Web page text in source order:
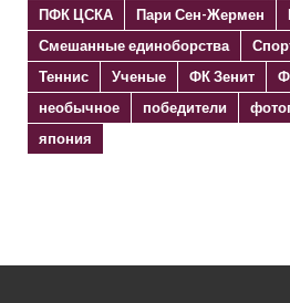
ПФК ЦСКА
Пари Сен-Жермен
Смешанные единоборства
Теннис
Ученые ФК Зенит
необычное
победители
япония